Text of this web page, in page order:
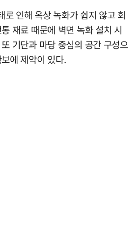
로 인해 옥상 녹화가 쉽지 않고 회
재료 때문에 벽면 녹화 설치 시
기단과 마당 중심의 공간 구성으
에 제약이 있다.